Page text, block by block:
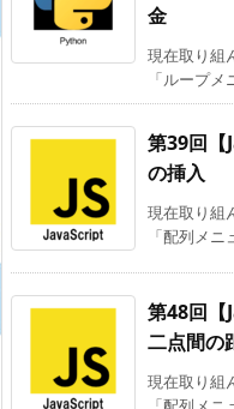
金
現在取り組
「ループ
第39回
の挿入
現在取り組
「配列メ
第48回【
二点間の
現在取り組